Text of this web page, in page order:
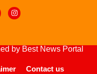
by Best News Portal
Contact us